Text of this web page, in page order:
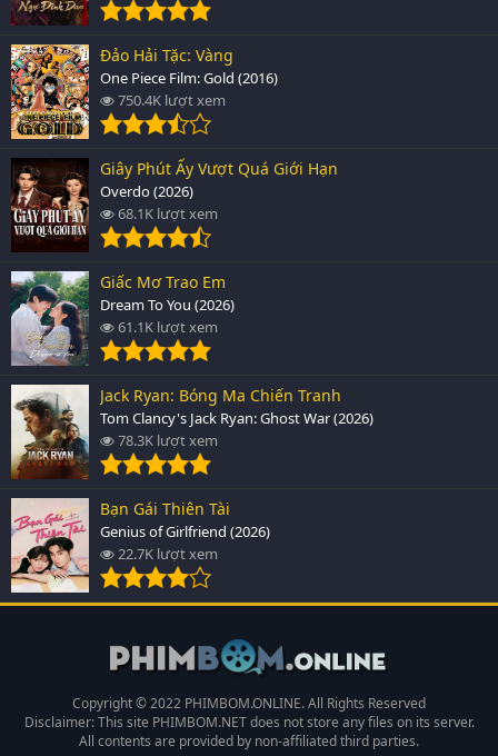
Đảo Hải Tặc: Vàng
One Piece Film: Gold (2016)
750.4K lượt xem
Giây Phút Ấy Vượt Quá Giới Hạn
Overdo (2026)
68.1K lượt xem
Giấc Mơ Trao Em
Dream To You (2026)
61.1K lượt xem
Jack Ryan: Bóng Ma Chiến Tranh
Tom Clancy's Jack Ryan: Ghost War (2026)
78.3K lượt xem
Bạn Gái Thiên Tài
Genius of Girlfriend (2026)
22.7K lượt xem
Copyright © 2022 PHIMBOM.ONLINE. All Rights Reserved
Disclaimer: This site PHIMBOM.NETdoes not store any files on its server.
All contents are provided by non-affiliated third parties.